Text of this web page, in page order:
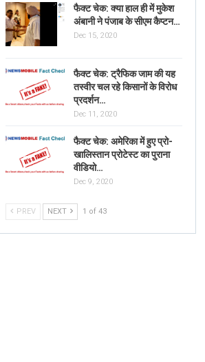
फैक्ट चेक: क्या हाल ही में मुकेश
अंबानी ने पंजाब के सीएम कैप्टन…
Dec 15, 2020
फैक्ट चेक: ट्रैफिक जाम की यह
तस्वीर चल रहे किसानों के विरोध
प्रदर्शन…
Dec 11, 2020
फैक्ट चेक: अमेरिका में हुए प्रो-
खालिस्तान प्रोटेस्ट का पुराना
वीडियो…
Dec 9, 2020
PREV NEXT 1 of 43